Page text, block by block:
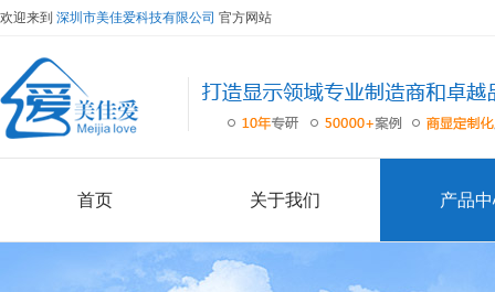
欢迎来到 深圳市美佳爱科技有限公司 官方网站
首页 关于我们 产品